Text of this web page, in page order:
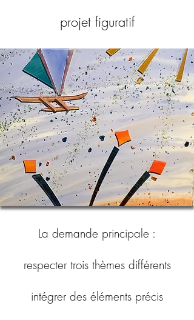
projet figuratif
La demande principale :
respecter trois thèmes différents
intégrer des éléments précis